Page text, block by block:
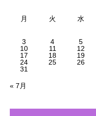
月 火 水
3
4 5
10
11 12
17
18 19
24
25 26
31
« 7月